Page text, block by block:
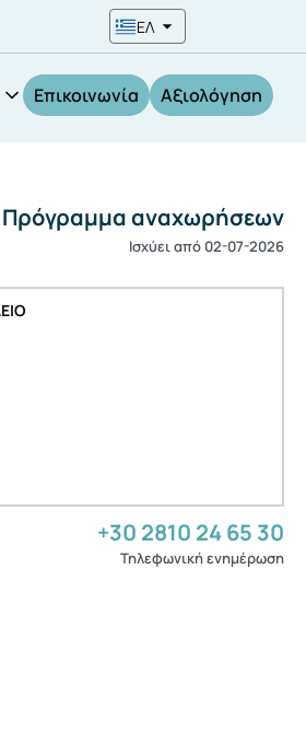
ΕΛ
Επικοινωνία Αξιολόγηση
Πρόγραμμα αναχωρήσεων
Ισχύει από 02-07-2026
+30 2810 24 65 30
Τηλεφωνική ενημέρωση